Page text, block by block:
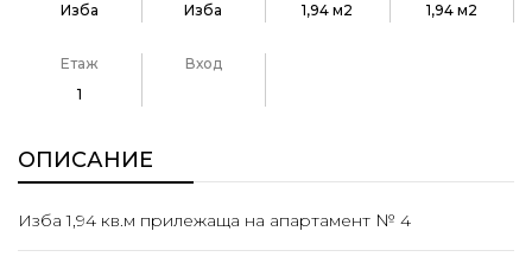
Изба
Изба
1,94 м2
1,94 м2
Етаж
1
Вход
ОПИСАНИЕ
Изба 1,94 кв.м прилежаща на апартамент № 4